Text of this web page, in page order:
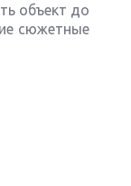
объект до
сюжетные